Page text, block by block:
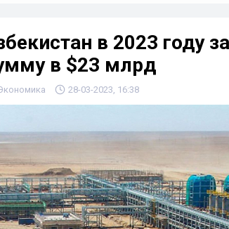
в 2023 году
в $23 млрд
28-03-2023, 16:38